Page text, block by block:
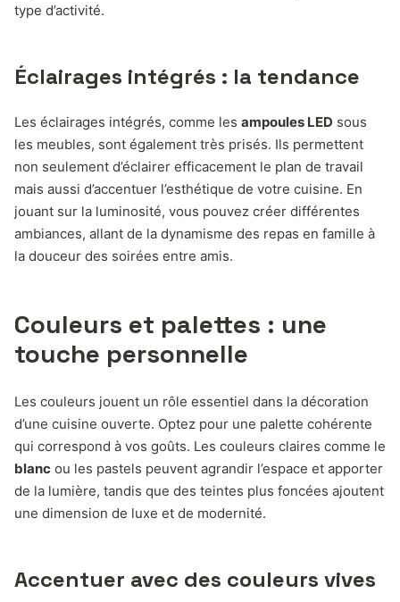
type d’activité.
Éclairages intégrés : la tendance
Les éclairages intégrés, comme les ampoules LED sous
les meubles, sont également très prisés. Ils permettent
non seulement d’éclairer efficacement le plan de travail
mais aussi d’accentuer l’esthétique de votre cuisine. En
jouant sur la luminosité, vous pouvez créer différentes
ambiances, allant de la dynamisme des repas en famille à
la douceur des soirées entre amis.
Couleurs et palettes : une
touche personnelle
Les couleurs jouent un rôle essentiel dans la décoration
d’une cuisine ouverte. Optez pour une palette cohérente
qui correspond à vos goûts. Les couleurs claires comme le
blanc ou les pastels peuvent agrandir l’espace et apporter
de la lumière, tandis que des teintes plus foncées ajoutent
une dimension de luxe et de modernité.
Accentuer avec des couleurs vives